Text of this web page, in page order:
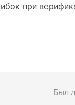
при
Был